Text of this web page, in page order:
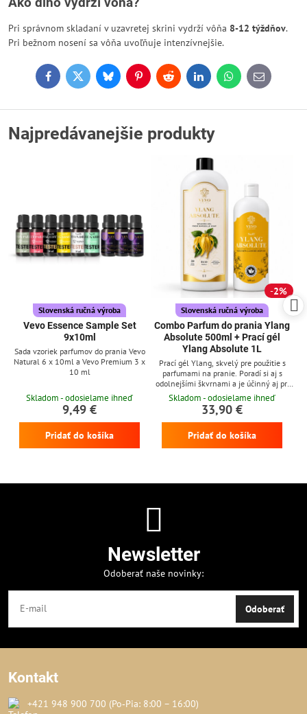
Pri správnom skladaní v uzavretej skrini vydrží vôňa 8-12 týždňov.
Pri bežnom nosení sa vôňa uvoľňuje intenzívnejšie.
FacebookTwitterBlueskyPinterestReddit LinkedInWhatsApp
E-
mail
Najpredávanejšie produkty
Slovenská ručná výroba
Vevo Essence Sample Set
9x10ml
Sada vzoriek parfumov do prania Vevo
Natural 6 x 10ml a Vevo Premium 3 x
10 ml
Skladom - odosielame ihneď
9,49 €
Pridať do košíka
2%
Slovenská ručná výroba
Combo Parfum do prania Ylang
Absolute 500ml + Prací gél
Ylang Absolute 1L
Prací gél Ylang, skvelý pre použitie s
parfumami na pranie. Poradí si aj s
odolnejšími škvrnami a je účinný aj pri
nízkych teplotách
Skladom - odosielame ihneď
33,90 €
Pridať do košíka
Newsletter
Odoberať naše novinky:
Odoberať
Kontakt
+421 948 900 700 (Po‑Pia: 8:00 – 16:00)